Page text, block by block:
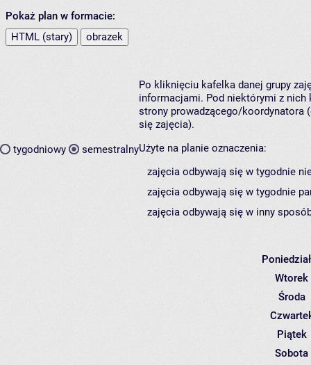
Pokaż plan w formacie:
HTML (stary)
obrazek
tygodniowy semestralny
Po kliknięciu kafelka danej grupy
informacjami. Pod niektórymi z nich
strony prowadzącego/koordynatora
się zajęcia).
Użyte na planie oznaczenia:
zajęcia odbywają się w tygodnie
zajęcia odbywają się w tygodnie
zajęcia odbywają się w inny
Wtorek
Środa
Piątek
Sobota